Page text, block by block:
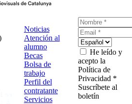
Noticias
Atención al
alumno
Becas
Bolsa de
trabajo
Perfil del
contratante
Servicios
He leído y
acepto la
Política de
Privacidad *
Suscríbete al
boletín